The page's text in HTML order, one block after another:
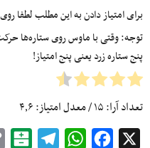
برای امتیاز دادن به این مطلب لطفا
توجه: وقتی با ماوس روی ستاره‌ها
پنج ستاره زرد یعنی پنج امتیاز!
تعداد آرا:۱۵/ معدل امتیاز:۴٫۶
Facebook
WhatsApp
Telegram